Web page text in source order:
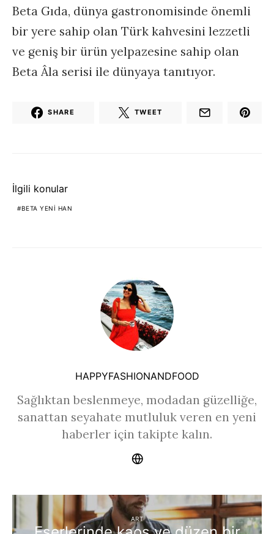
Beta Gıda, dünya gastronomisinde önemli
bir yere sahip olan Türk kahvesini lezzetli
ve geniş bir ürün yelpazesine sahip olan
Beta Âla serisi ile dünyaya tanıtıyor.
SHARE TWEET
İlgili konular
BETA YENI HAN
HAPPYFASHIONANDFOOD
Sağlıktan beslenmeye, modadan güzelliğe,
sanattan seyahate mutluluk veren en yeni
haberler için takipte kalın.
ART